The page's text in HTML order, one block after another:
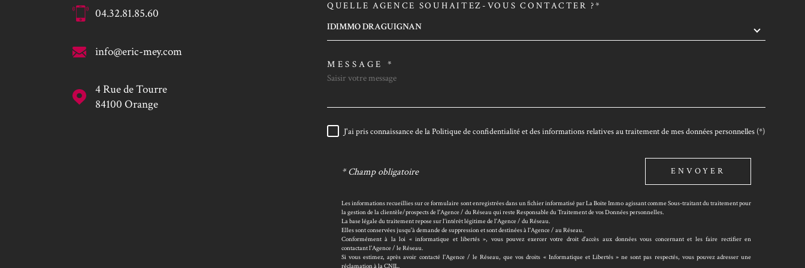
04.32.81.85.60
info@eric-mey.com
4 Rue de Tourre
84100
Orange
TRAD_MELTEM_VOREDEMANDE
QUELLE AGENCE SOUHAITEZ-VOUS CONTACTER ?*
IDIMMO DRAGUIGNAN
MESSAGE *
RÈGLEMENTATION
J'ai pris connaissance de la Politique de confidentialité et des informations relatives au traitement de mes données personnelles (*)
* Champ obligatoire ENVOYER
Les informations recueillies sur ce formulaire sont enregistrées dans un fichier informatisé par La Boite Immo agissant comme Sous-traitant du traitement pour
la gestion de la clientèle/prospects de l'Agence / du Réseau qui reste Responsable du Traitement de vos Données personnelles.
La base légale du traitement repose sur l’intérêt légitime de l'Agence / du Réseau.
Elles sont conservées jusqu'à demande de suppression et sont destinées à l'Agence / au Réseau.
Conformément à la loi « informatique et libertés », vous pouvez exercer votre droit d'accès aux données vous concernant et les faire rectifier en
contactant l'Agence / le Réseau.
Si vous estimez, après avoir contacté l'Agence / le Réseau, que vos droits « Informatique et Libertés » ne sont pas respectés, vous pouvez adresser une
réclamation à la CNIL.